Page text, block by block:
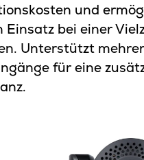
und
Einsatz bei einer
Unterstützt
für eine